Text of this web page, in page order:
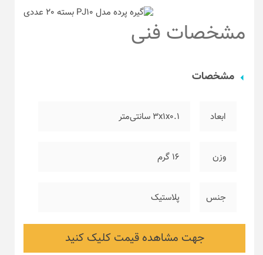
مشخصات فنی
مشخصات
ابعاد ۳x1x0.1 سانتی‌متر
وزن ۱۶ گرم
جنس پلاستیک
جهت مشاهده قیمت کلیک کنید